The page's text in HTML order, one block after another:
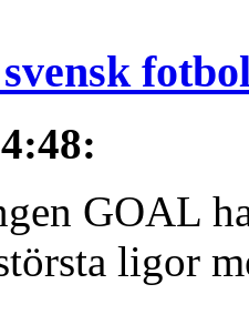
:
GOAL
ligor